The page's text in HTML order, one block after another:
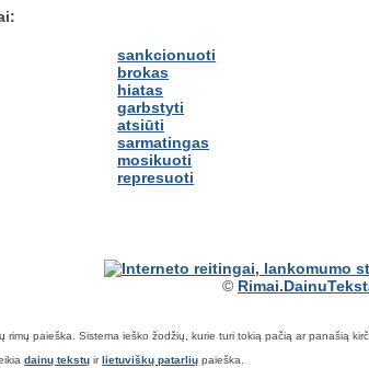
sankcionuoti
brokas
hiatas
garbstyti
atsiūti
sarmatingas
mosikuoti
represuoti
©
rimų paieška. Sistema ieško žodžių, kurie turi tokią pačią ar panašią
dainų tekstų irlietuviškų patarlių paieška.